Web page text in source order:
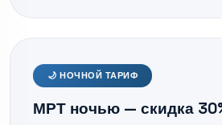
🌙 НОЧНОЙ ТАРИФ
МРТ ночью — скидка